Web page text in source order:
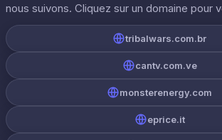
nous suivons. Cliquez sur un domaine pour
tribalwars.com.br
cantv.com.ve
monsterenergy.com
eprice.it